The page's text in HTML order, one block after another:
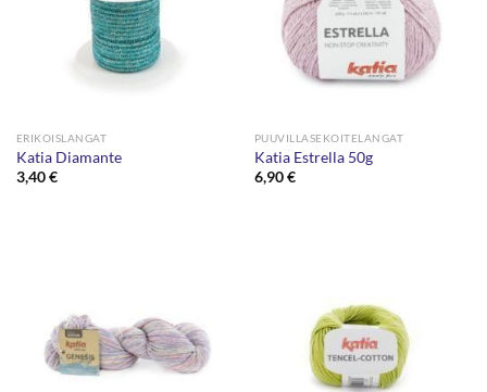
ERIKOISLANGAT
Katia Diamante
3,40€
PUUVILLASEKOITELANGAT
Katia Estrella 50g
6,90€